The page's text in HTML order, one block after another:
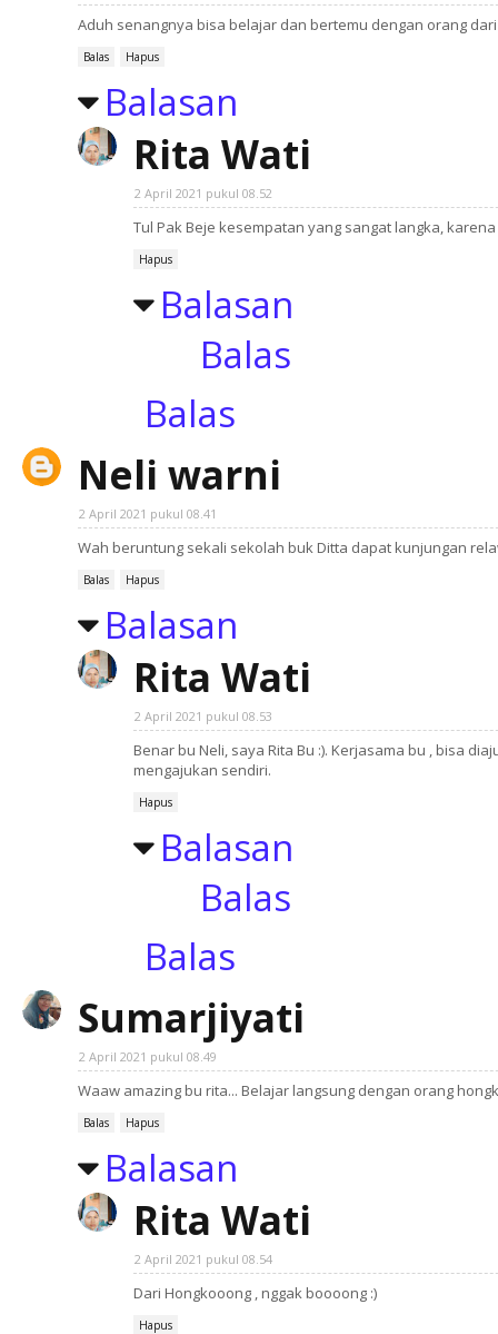
Aduh senangnya bisa belajar dan bertemu dengan orang
Balas Hapus
Balasan
Rita Wati
2 April 2021 pukul 08.52
Tul Pak Beje kesempatan yang sangat langka,
Hapus
Balasan
Balas
Balas
Neli warni
2 April 2021 pukul 08.41
Wah beruntung sekali sekolah buk Ditta dapat kunjungan
Balas Hapus
Balasan
Rita Wati
2 April 2021 pukul 08.53
Benar bu Neli, saya Rita Bu :). Kerjasama bu , bisa
mengajukan sendiri.
Hapus
Balasan
Balas
Balas
Sumarjiyati
2 April 2021 pukul 08.49
Waaw amazing bu rita... Belajar langsung dengan orang
Balas Hapus
Balasan
Rita Wati
2 April 2021 pukul 08.54
Dari Hongkooong , nggak boooong :)
Hapus